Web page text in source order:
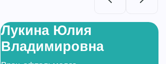
Лукина Юлия
Владимировна